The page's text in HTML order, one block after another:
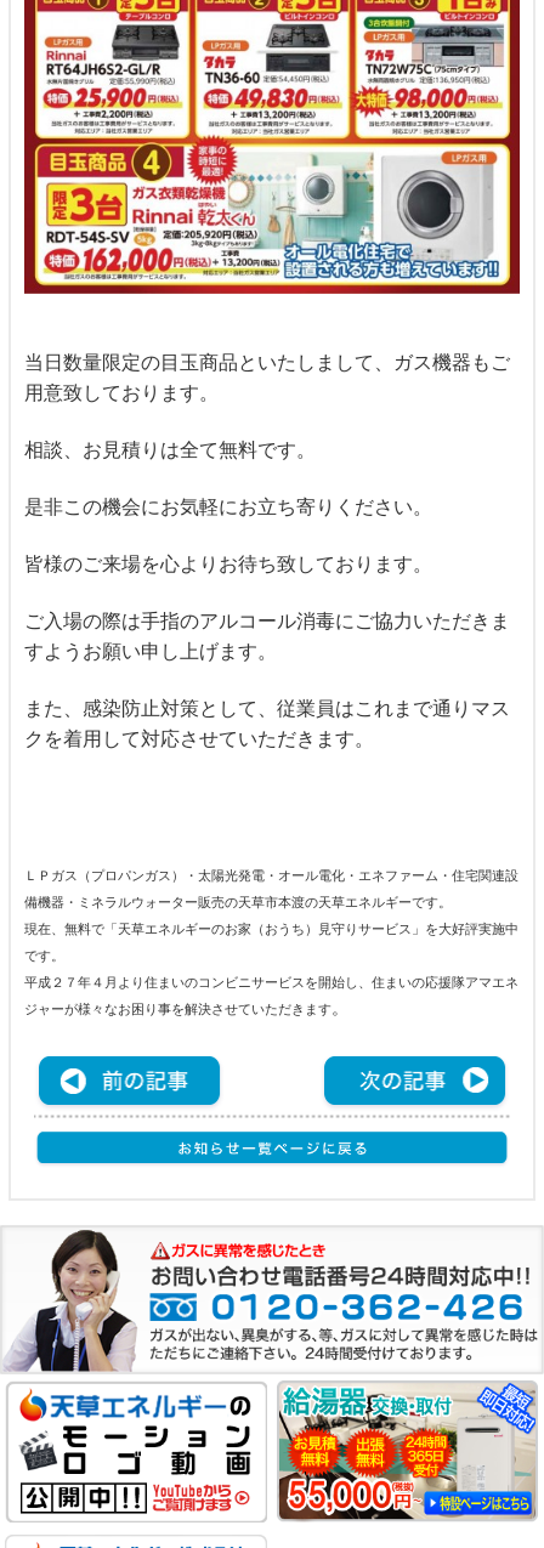
当日数量限定の目玉商品といたしまして、ガス機器もご
用意致しております。
相談、お見積りは全て無料です。
是非この機会にお気軽にお立ち寄りください。
皆様のご来場を心よりお待ち致しております。
ご入場の際は手指のアルコール消毒にご協力いただきま
すようお願い申し上げます。
また、感染防止対策として、従業員はこれまで通り マス
クを着用して対応させていただきます。
ＬＰガス（プロパンガス）・太陽光発電・オール電化・エネファーム・住宅関連設
備機器・ミネラルウォーター販売の天草市本渡の天草エネルギーです。
現在、無料で「天草エネルギーのお家（おうち）見守りサービス」を大好評実施中
です。
平成２７年４月より住まいのコンビニサービスを開始し、住まいの応援隊アマエネ
ジャーが様々なお困り事を解決させていただきます。